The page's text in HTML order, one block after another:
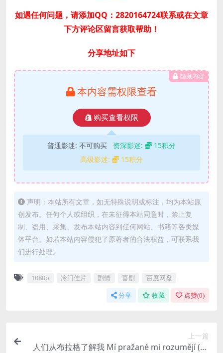
如遇任何问题，请添加QQ：2820164724联系或在文章
下方评论区留言获取帮助！
分享地址如下
隐藏内容
本内容需权限查看
购买查看权限
普通影迷: 不可购买 资深影迷:
15积分
高级影迷:
15积分
声明：本站所有文章，如无特殊说明或标注，均为本站原
创发布。任何个人或组织，在未征得本站同意时，禁止复
制、盗用、采集、发布本站内容到任何网站、书籍等各类媒
体平台。如若本站内容侵犯了原著者的合法权益，可联系我
们进行处理。
1080p 冷门佳片 剧情 喜剧 百度网盘
分享 收藏 点赞(0)
上一篇
人们从布拉格了解我 Mí pražané mi rozumějí (19